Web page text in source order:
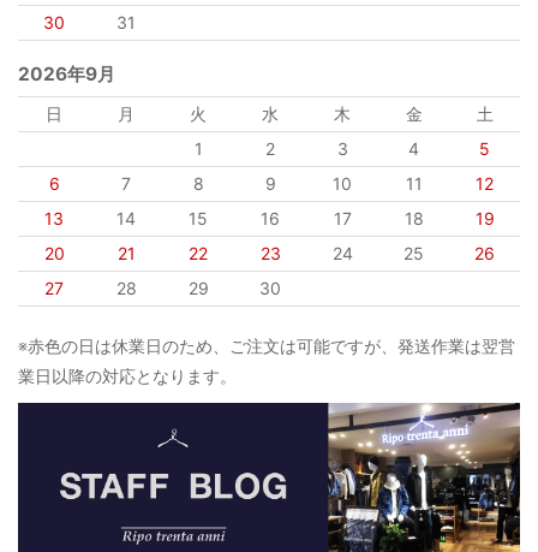
30
31
2026年9月
日 月 火 水 木 金
土
1
2 3 4
5
6
7 8 9 10 11
12
13
14 15 16 17 18
19
20
21 22 23 24 25
26
27
28 29 30
※赤色の日は休業日のため、ご注文は可能ですが、発送作業は翌営
業日以降の対応となります。